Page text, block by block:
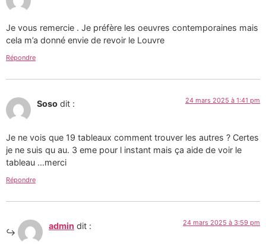
Je vous remercie . Je préfère les oeuvres contemporaines mais
cela m’a donné envie de revoir le Louvre
Répondre
Soso dit : 24 mars 2025 à 1:41 pm
Je ne vois que 19 tableaux comment trouver les autres ? Certes
je ne suis qu au. 3 eme pour l instant mais ça aide de voir le
tableau …merci
Répondre
admin dit : 24 mars 2025 à 3:59 pm